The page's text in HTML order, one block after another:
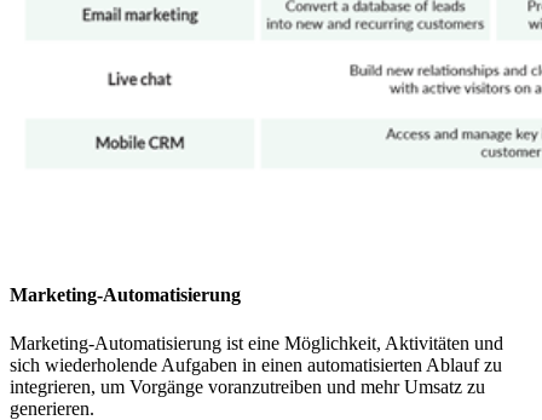
Marketing-Automatisierung
Marketing-Automatisierung ist eine Möglichkeit, Aktivitäten und
sich wiederholende Aufgaben in einen automatisierten Ablauf zu
integrieren, um Vorgänge voranzutreiben und mehr Umsatz zu
generieren.